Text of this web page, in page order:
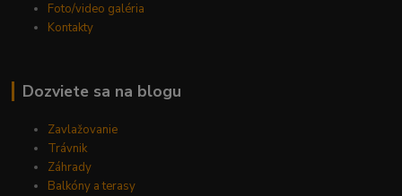
Foto/video galéria
Kontakty
Dozviete sa na blogu
Zavlažovanie
Trávnik
Záhrady
Balkóny a terasy